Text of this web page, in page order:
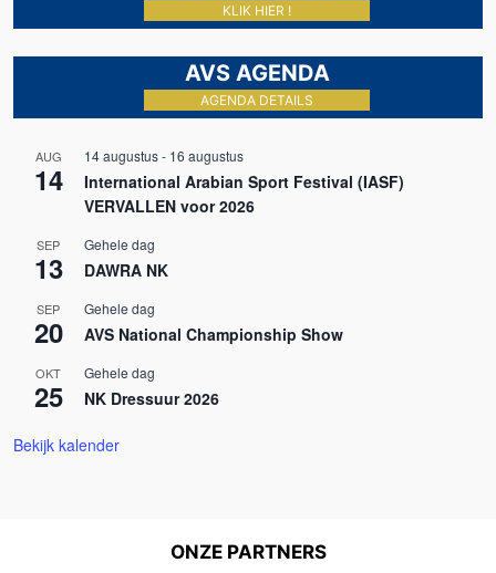
KLIK HIER !
AVS AGENDA
AGENDA DETAILS
AUG
14
14 augustus- 16 augustus
International Arabian Sport Festival (IASF)
VERVALLEN voor 2026
SEP
13
Gehele dag
DAWRA NK
SEP
20
Gehele dag
AVS National Championship Show
OKT
25
Gehele dag
NK Dressuur 2026
Bekijk kalender
ONZE PARTNERS